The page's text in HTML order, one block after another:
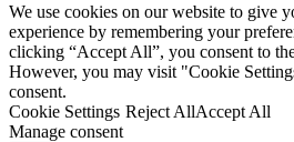
We use cookies on our website to give
experience by remembering your
clicking “Accept All”, you consent to
However, you may visit "Cookie
consent.
Cookie Settings Reject AllAccept All
Manage consent